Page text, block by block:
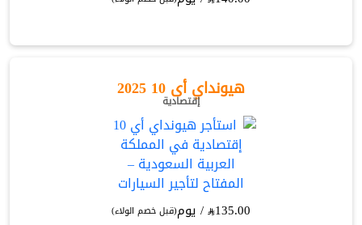
هيونداي أى 10 2025
إقتصادية
135.00 / يوم(قبل خصم الولاء)